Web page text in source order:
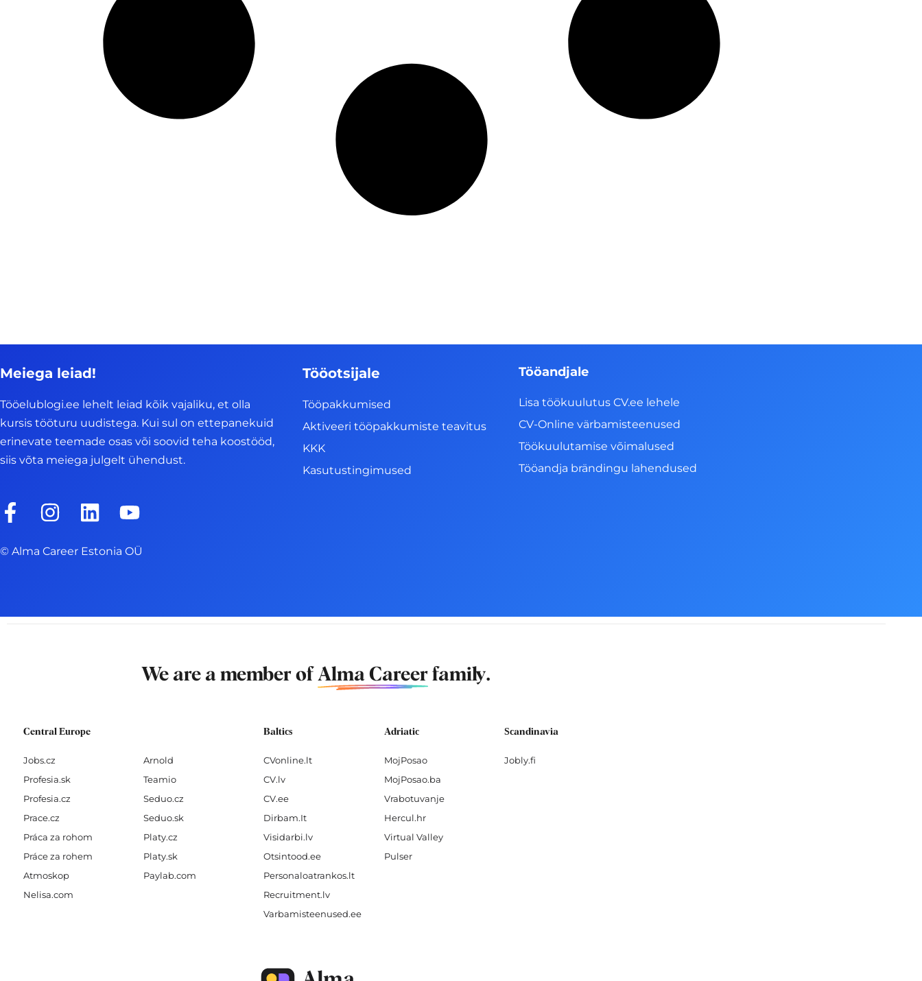
Meiega leiad!
Tööelublogi.ee lehelt leiad kõik vajaliku, et olla
kursis tööturu uudistega. Kui sul on ettepanekuid
erinevate teemade osas või soovid teha koostööd,
siis võta meiega julgelt ühendust.
F
c
o
I
s
g
L
n
d
Y
u
b
© Alma Career Estonia OÜ
Tööotsijale
Tööpakkumised
Aktiveeri tööpakkumiste teavitus
KKK
Kasutustingimused
Tööandjale
Lisa töökuulutus CV.ee lehele
CV-Online värbamisteenused
Töökuulutamise võimalused
Tööandja brändingu lahendused
We are a member of Alma Careerfamily.
Central Europe
Jobs.cz
Profesia.sk
Profesia.cz
Prace.cz
Práca za rohom
Práce za rohem
Atmoskop
Nelisa.com
Arnold
Teamio
Seduo.cz
Seduo.sk
Platy.cz
Platy.sk
Paylab.com
Baltics
CVonline.lt
CV.lv
CV.ee
Dirbam.It
Visidarbi.lv
Otsintood.ee
Personaloatrankos.lt
Recruitment.lv
Varbamisteenused.ee
Adriatic
MojPosao
MojPosao.ba
Vrabotuvanje
Hercul.hr
Virtual Valley
Pulser
Scandinavia
Jobly.fi